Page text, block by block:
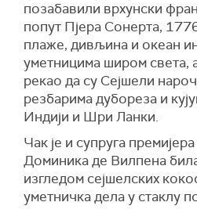
позабавили врхунски
попут Пјера Сонерта,
плаже, дивљина и океан
уметницима широм света,
рекао да су Сејшели
резбарима дубореза и
Индији и Шри Ланки.
Чак је и супруга
Доминика де Вилпена
изгледом сејшелских
уметничка дела у стаклу